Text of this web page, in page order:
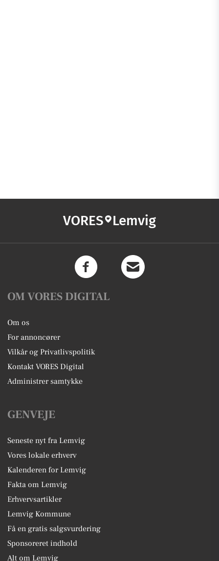
VORES Lemvig
OM VORES DIGITAL
Om os
For annoncører
Vilkår og Privatlivspolitik
Kontakt VORES Digital
Administrer samtykke
GENVEJE
Seneste nyt fra Lemvig
Vores lokale erhverv
Kalenderen for Lemvig
Fakta om Lemvig
Erhvervsartikler
Lemvig Kommune
Få en gratis salgsvurdering
Sponsoreret indhold
Alt om Lemvig